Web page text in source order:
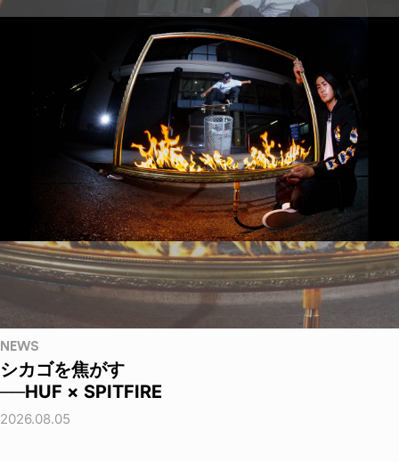
NEWS
シカゴを焦がす
──HUF × SPITFIRE
2026.08.05